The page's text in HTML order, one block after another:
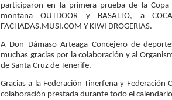
participaron en la primera prueba de la
montaña OUTDOOR y BASALTO, a
FACHADAS,MUSI.COM Y KIWI DROGERIAS.
A Don Dámaso Arteaga Concejero de
muchas gracias por la colaboración y al
de Santa Cruz de Tenerife.
Gracias a la Federación Tinerfeña y Federación
colaboración prestada durante todo el